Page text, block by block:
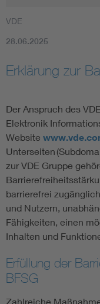
Electromobility
Energy efficiency
Functional safety
VDE
28.06.2025
Erklärung zur
Der Anspruch des
Elektronik
Website
Unterseiten
zur VDE Gruppe
barrierefrei
und Nutzern,
Fähigkeiten, einen
Inhalten und
Erfüllung der
BFSG
Zahlreiche